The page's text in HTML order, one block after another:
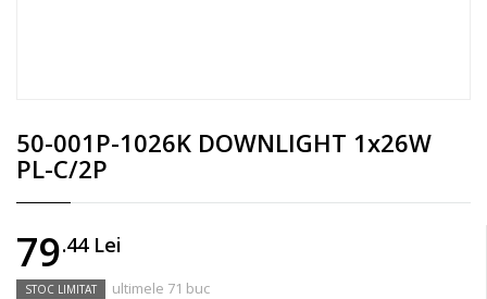
50-001P-1026K DOWNLIGHT 1x26W
PL-C/2P
79.44Lei
STOC LIMITAT ultimele 71 buc